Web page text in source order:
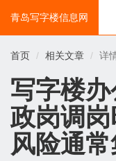
青岛写字楼信息网
首页 相关文章 详
写字楼
政岗调
风险通